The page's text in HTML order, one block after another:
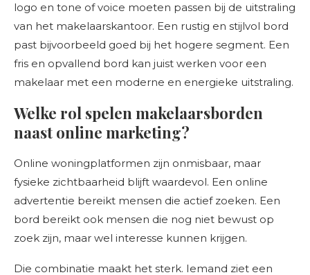
logo en tone of voice moeten passen bij de uitstraling
van het makelaarskantoor. Een rustig en stijlvol bord
past bijvoorbeeld goed bij het hogere segment. Een
fris en opvallend bord kan juist werken voor een
makelaar met een moderne en energieke uitstraling.
Welke rol spelen makelaarsborden
naast online marketing?
Online woningplatformen zijn onmisbaar, maar
fysieke zichtbaarheid blijft waardevol. Een online
advertentie bereikt mensen die actief zoeken. Een
bord bereikt ook mensen die nog niet bewust op
zoek zijn, maar wel interesse kunnen krijgen.
Die combinatie maakt het sterk. Iemand ziet een